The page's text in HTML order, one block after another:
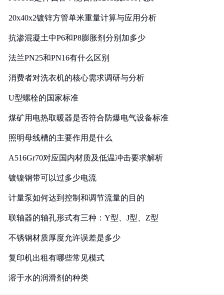
20x40x2镀锌方管单米重量计算与应用分析
抗渗混凝土中P6和P8膨胀剂分别加多少
法兰PN25和PN16有什么区别
消费者对洗衣机的核心需求调研与分析
U型螺栓的国家标准
煤矿用电热取暖器是否符合防爆电气设备标准
照明母线槽的主要作用是什么
A516Gr70对应国内材质及低温冲击要求解析
镀镍钢带可以过多少电流
计量泵如何达到控制和调节流量的目的
联轴器的轴孔形式有三种：Y型、J型、Z型
不锈钢材质厚度允许误差是多少
复印机出租有哪些常见模式
溶于水的润滑剂的种类